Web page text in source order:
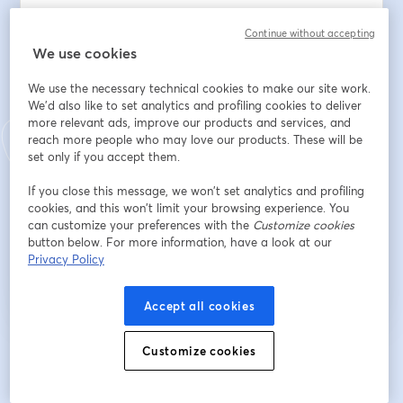
Tên*
Họ*
Đăng ký
Bạn đã đăng ký từ trước?Tham gia tại đây
Bằng việc đăng ký, bạn xác nhận và đồng ý vớiĐiều khoản dịch vụ
sách quyền riêng tưcủa chúng tôi Thông tin của bạn sẽ được chia sẻ với
We use cookies
We use the necessary technical cookies to make our site work.
We'd also like to set analytics and profiling cookies to deliver
more relevant ads, improve our products and services, and
reach more people who may love our products. These will be
set only if you accept them.
If you close this message, we won’t set analytics and profiling
cookies, and this won’t limit your browsing experience. You
can customize your preferences with the Customize cookies
button below. For more information, have a look at our
Privacy Policy
Accept all cookies
Customize cookies
Continue without accepting